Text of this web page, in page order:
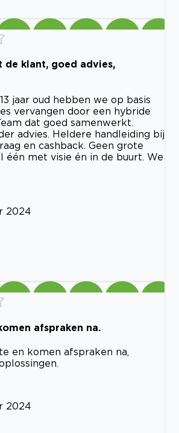
de klant, goed advies,
jaar oud hebben we op basis
vervangen door een hybride
dat goed samenwerkt.
advies. Heldere handleiding bij
en cashback. Geen grote
één met visie én in de buurt. We
2024
afspraken na.
en komen afspraken na,
2024